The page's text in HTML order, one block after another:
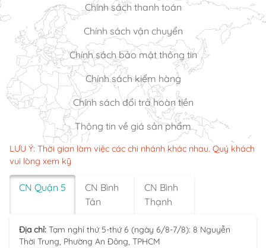
Chính sách thanh toán
Chính sách vận chuyển
Chính sách bảo mật thông tin
Chính sách kiểm hàng
Chính sách đổi trả hoàn tiền
Thông tin về giá sản phẩm
LƯU Ý: Thời gian làm việc các chi nhánh khác nhau. Quý khách
vui lòng xem kỹ
CN Quận 5
CN Bình
Tân
CN Bình
Thạnh
Địa chỉ: Tạm nghỉ thứ 5-thứ 6 (ngày 6/8-7/8): 8 Nguyễn
Thời Trung, Phường An Đông, TPHCM